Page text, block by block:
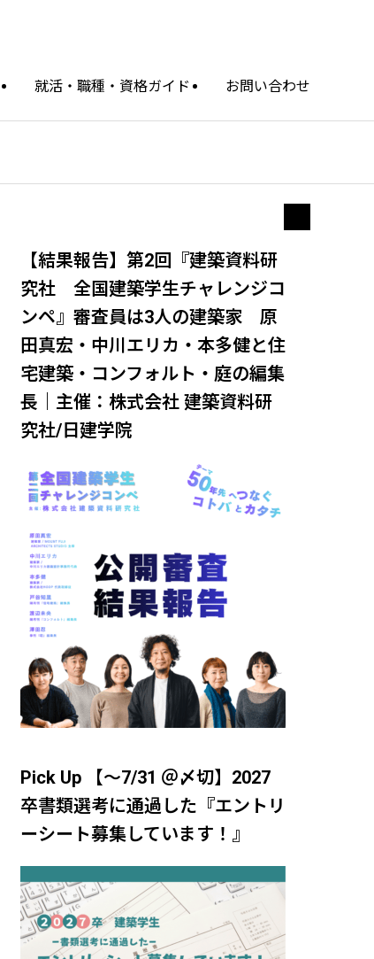
就活・職種・資格ガイド お問い合わせ
【結果報告】第2回『建築資料研
究社 全国建築学生チャレンジコ
ンペ』審査員は3人の建築家 原
田真宏・中川エリカ・本多健と住
宅建築・コンフォルト・庭の編集
長｜主催：株式会社 建築資料研
究社/日建学院
Pick Up 【～7/31 ＠〆切】2027
卒書類選考に通過した『エントリ
ーシート募集しています！』